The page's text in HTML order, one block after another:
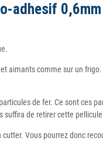
adhesif
comme sur un
de fer. Ce sont ces
de retirer cette
Vous pourrez donc